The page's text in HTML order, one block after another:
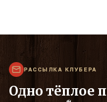
РАССЫЛКА КЛУБЕРА
Одно тёплое